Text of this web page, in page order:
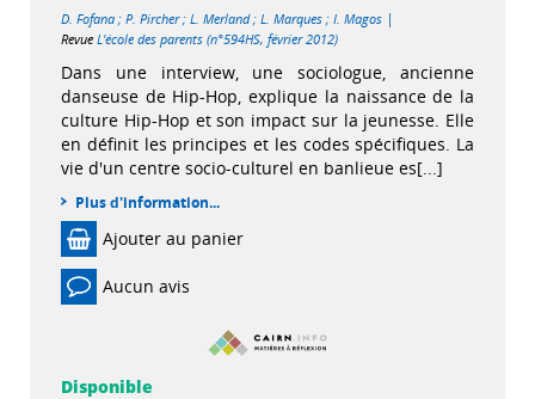
D. Fofana ; P. Pircher; L. Merland; L. Marques ; I. Magos |
Revue L'école des parents (n°594HS, février 2012)
Dans une interview, une sociologue, ancienne
danseuse de Hip-Hop, explique la naissance de la
culture Hip-Hop et son impact sur la jeunesse. Elle
en définit les principes et les codes spécifiques. La
vie d'un centre socio-culturel en banlieue es[...]
Plus d'information...
Ajouter au panier
Aucun avis
Disponible